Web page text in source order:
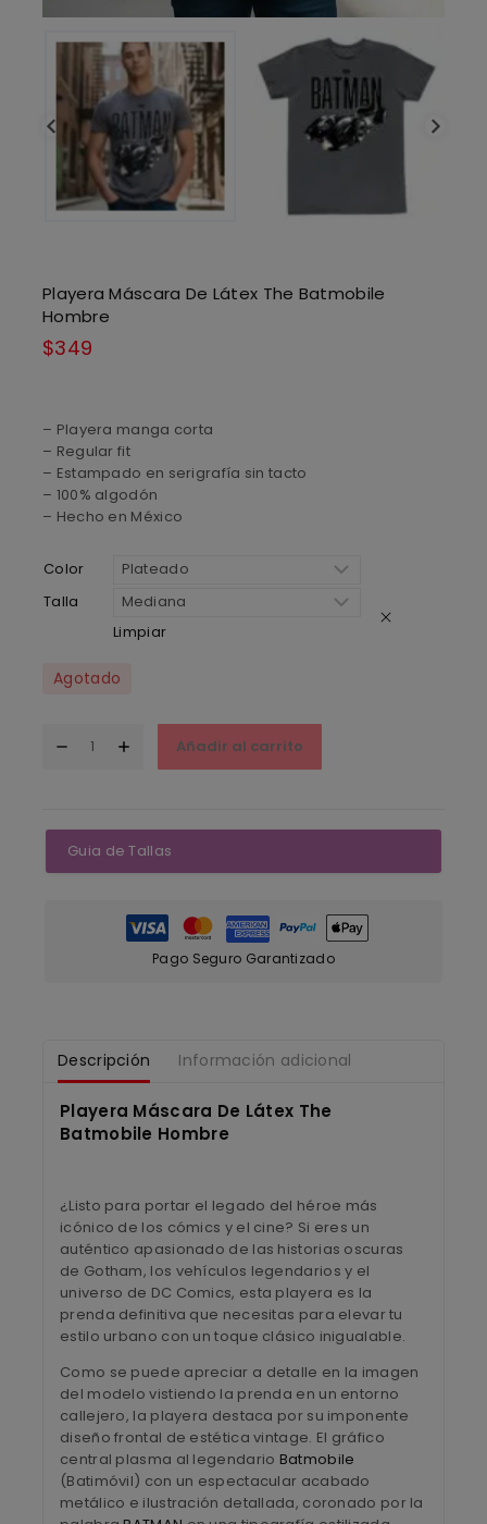
Playera Máscara De Látex The Batmobile
Hombre
$349
– Playera manga corta
– Regular fit
– Estampado en serigrafía sin tacto
– 100% algodón
– Hecho en México
Color
Talla
Limpiar
Agotado
Añadir al carrito
Guia de Tallas
Pago Seguro Garantizado
Descripción Información adicional
Playera Máscara De Látex The
Batmobile Hombre
¿Listo para portar el legado del héroe más
icónico de los cómics y el cine? Si eres un
auténtico apasionado de las historias oscuras
de Gotham, los vehículos legendarios y el
universo de DC Comics, esta playera es la
prenda definitiva que necesitas para elevar tu
estilo urbano con un toque clásico inigualable.
Como se puede apreciar a detalle en la imagen
del modelo vistiendo la prenda en un entorno
callejero, la playera destaca por su imponente
diseño frontal de estética vintage. El gráfico
central plasma al legendario Batmobile
(Batimóvil) con un espectacular acabado
metálico e ilustración detallada, coronado por la